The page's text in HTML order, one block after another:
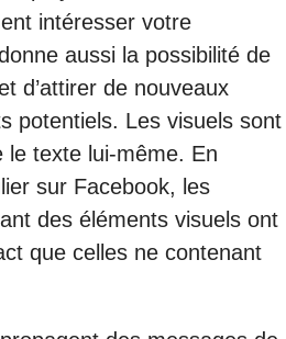
intéresser votre
aussi la possibilité de
d’attirer de nouveaux
potentiels. Les visuels sont
le texte lui-même. En
sur Facebook, les
des éléments visuels ont
que celles ne contenant